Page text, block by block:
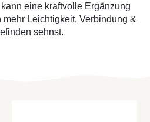
eine kraftvolle Ergänzung
Leichtigkeit, Verbindung &
sehnst.